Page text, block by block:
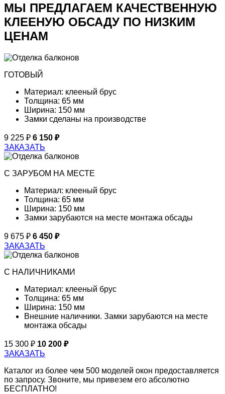
МЫ ПРЕДЛАГАЕМ КАЧЕСТВЕННУЮ
КЛЕЕНУЮ ОБСАДУ ПО НИЗКИМ
ЦЕНАМ
ГОТОВЫЙ
Материал: клееный брус
Толщина: 65 мм
Ширина: 150 мм
Замки сделаны на производстве
9 225
6 150
ЗАКАЗАТЬ
С ЗАРУБОМ НА МЕСТЕ
Материал: клееный брус
Толщина: 65 мм
Ширина: 150 мм
Замки зарубаются на месте монтажа обсады
9 675
6 450
ЗАКАЗАТЬ
С НАЛИЧНИКАМИ
Материал: клееный брус
Толщина: 65 мм
Ширина: 150 мм
Внешние наличники. Замки зарубаются на месте
монтажа обсады
15 300
10 200
ЗАКАЗАТЬ
Каталог из более чем 500 моделей окон предоставляется
по запросу. Звоните, мы привезем его абсолютно
БЕСПЛАТНО!